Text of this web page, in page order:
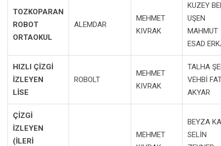
TOZKOPARAN
ROBOT
ORTAOKUL
ALEMDAR
MEHMET
KIVRAK
KUZEY
UŞEN
MAHMUT
ESAD
HIZLI ÇİZGİ
İZLEYEN
LİSE
ROBOLT
MEHMET
KIVRAK
TALHA
VEHBİ
AKYAR
ÇİZGİ
İZLEYEN
(İLERİ
MEHMET
BEYZA
SELİN